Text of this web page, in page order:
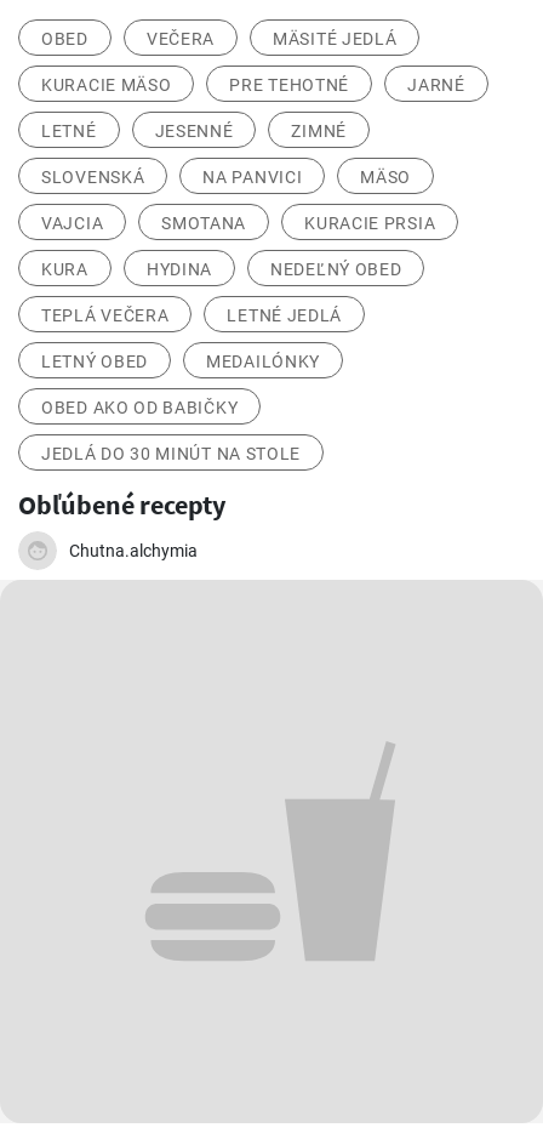
OBED VEČERA MÄSITÉ JEDLÁ
KURACIE MÄSO PRE TEHOTNÉ JARNÉ
LETNÉ JESENNÉ ZIMNÉ
SLOVENSKÁ NA PANVICI MÄSO
VAJCIA SMOTANA KURACIE PRSIA
KURA HYDINA NEDEĽNÝ OBED
TEPLÁ VEČERA LETNÉ JEDLÁ
LETNÝ OBED MEDAILÓNKY
OBED AKO OD BABIČKY
JEDLÁ DO 30 MINÚT NA STOLE
Obľúbené recepty
Chutna.alchymia